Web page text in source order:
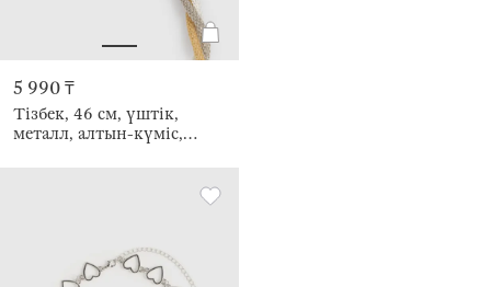
5 990 ₸
Тізбек, 46 см, үштік,
металл, алтын-күміс,